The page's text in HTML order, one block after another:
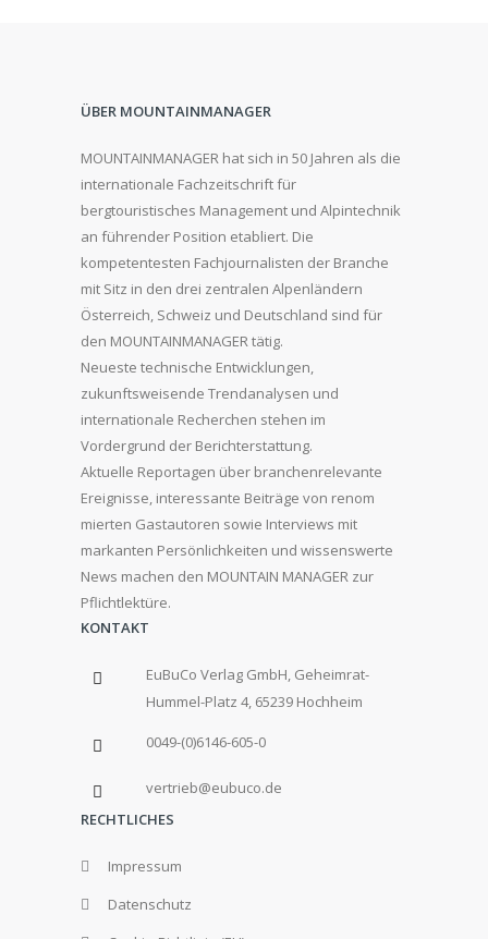
ÜBER MOUNTAINMANAGER
MOUNTAINMANAGER hat sich in 50 Jahren als die
internationale Fachzeitschrift für
bergtouristisches Management und Alpintechnik
an führender Position etabliert. Die
kompetentesten Fachjournalisten der Branche
mit Sitz in den drei zentralen Alpenländern
Österreich, Schweiz und Deutschland sind für
den MOUNTAINMANAGER tätig.
Neueste technische Entwicklungen,
zukunftsweisende Trendanalysen und
internationale Recherchen stehen im
Vordergrund der Berichterstattung.
Aktuelle Reportagen über branchenrelevante
Ereignisse, interessante Beiträge von renom
mierten Gastautoren sowie Interviews mit
markanten Persönlichkeiten und wissenswerte
News machen den MOUNTAIN MANAGER zur
Pflichtlektüre.
KONTAKT
EuBuCo Verlag GmbH, Geheimrat-
Hummel-Platz 4, 65239 Hochheim
0049-(0)6146-605-0
vertrieb@eubuco.de
RECHTLICHES
Impressum
Datenschutz